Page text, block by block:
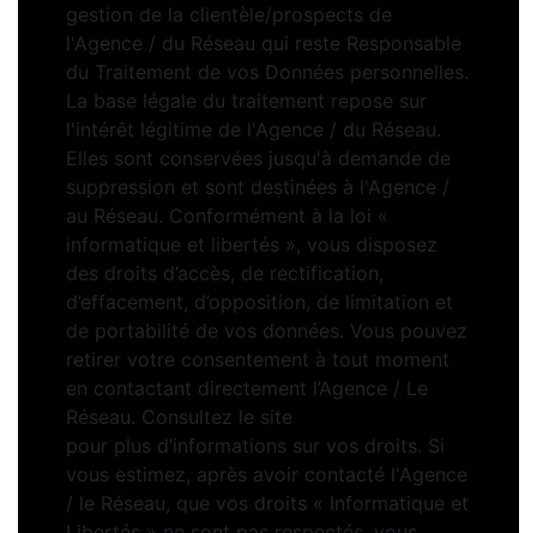
gestion de la clientèle/prospects de
l'Agence / du Réseau qui reste Responsable
du Traitement de vos Données personnelles.
La base légale du traitement repose sur
l'intérêt légitime de l'Agence / du Réseau.
Elles sont conservées jusqu'à demande de
suppression et sont destinées à l'Agence /
au Réseau. Conformément à la loi «
informatique et libertés », vous disposez
des droits d’accès, de rectification,
d’effacement, d’opposition, de limitation et
de portabilité de vos données. Vous pouvez
retirer votre consentement à tout moment
en contactant directement l’Agence / Le
Réseau. Consultez le site
pour plus d’informations sur vos droits. Si
vous estimez, après avoir contacté l'Agence
/ le Réseau, que vos droits « Informatique et